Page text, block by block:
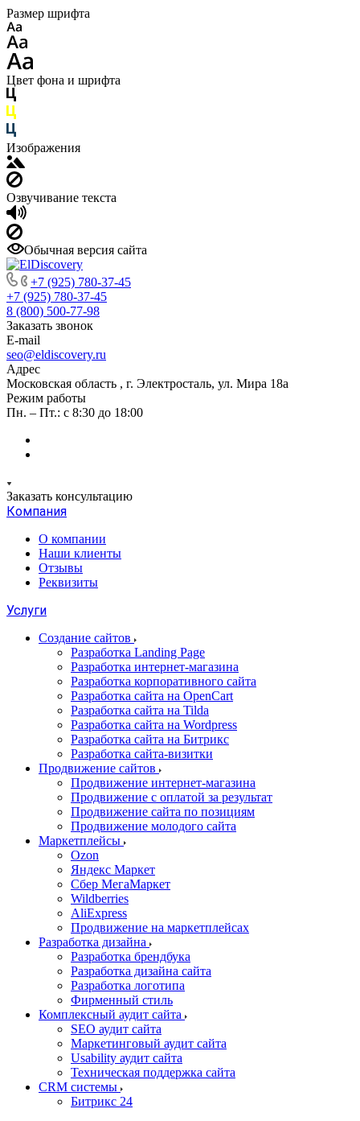
Размер шрифта
Цвет фона и шрифта
Изображения
Озвучивание текста
Обычная версия сайта
+7 (925) 780-37-45
+7 (925) 780-37-45
8 (800) 500-77-98
Заказать звонок
E-mail
seo@eldiscovery.ru
Адрес
Московская область , г. Электросталь, ул. Мира 18а
Режим работы
Пн. – Пт.: с 8:30 до 18:00
Заказать консультацию
Компания
О компании
Наши клиенты
Отзывы
Реквизиты
Услуги
Создание сайтов
Разработка Landing Page
Разработка интернет-магазина
Разработка корпоративного сайта
Разработка сайта на OpenCart
Разработка сайта на Tilda
Разработка сайта на Wordpress
Разработка сайта на Битрикс
Разработка сайта-визитки
Продвижение сайтов
Продвижение интернет-магазина
Продвижение с оплатой за результат
Продвижение сайта по позициям
Продвижение молодого сайта
Маркетплейсы
Ozon
Яндекс Маркет
Сбер МегаМаркет
Wildberries
AliExpress
Продвижение на маркетплейсах
Разработка дизайна
Разработка брендбука
Разработка дизайна сайта
Разработка логотипа
Фирменный стиль
Комплексный аудит сайта
SEO аудит сайта
Маркетинговый аудит сайта
Usability аудит сайта
Техническая поддержка сайта
CRM системы
Битрикс 24